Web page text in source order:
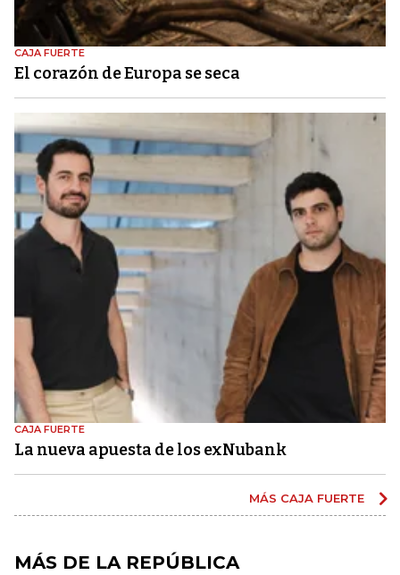
CAJA FUERTE
El corazón de Europa se seca
CAJA FUERTE
La nueva apuesta de los exNubank
MÁS CAJA FUERTE
MÁS DE LA REPÚBLICA